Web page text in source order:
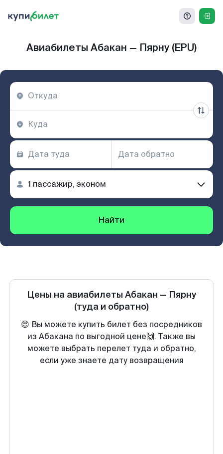
Авиабилеты Абакан — Пярну (EPU)
Найти
Цены на авиабилеты Абакан — Пярну
(туда и обратно)
😍 Вы можете купить билет без посредников
из Абакана по выгодной цене🙌. Также вы
можете выбрать перелет туда и обратно,
если уже знаете дату возвращения